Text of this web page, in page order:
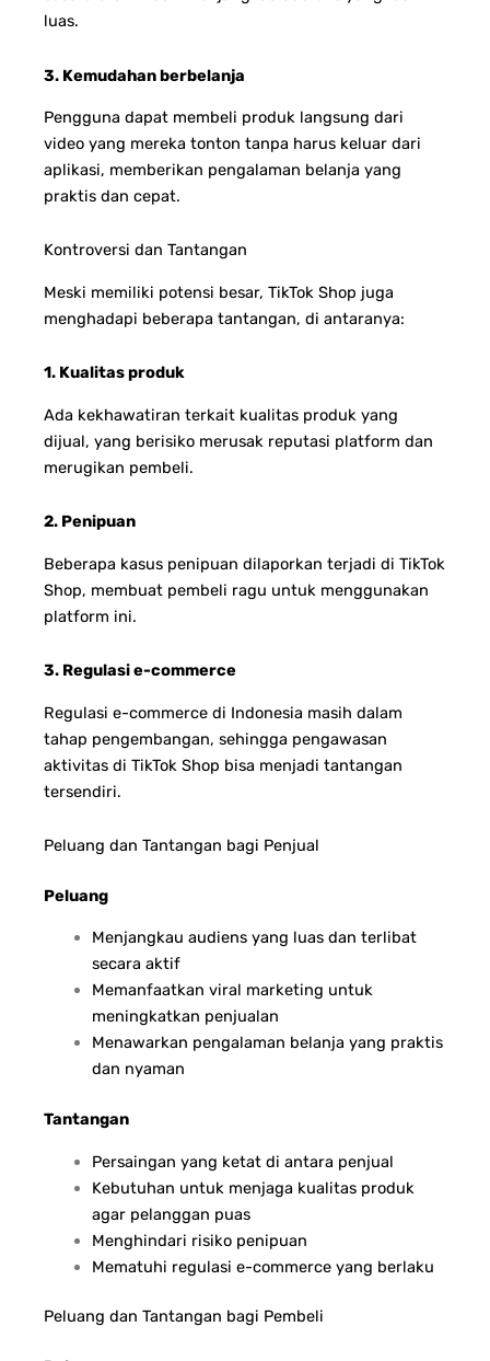
luas.
3. Kemudahan berbelanja
Pengguna dapat membeli produk langsung dari
video yang mereka tonton tanpa harus keluar dari
aplikasi, memberikan pengalaman belanja yang
praktis dan cepat.
Kontroversi dan Tantangan
Meski memiliki potensi besar, TikTok Shop juga
menghadapi beberapa tantangan, di antaranya:
1. Kualitas produk
Ada kekhawatiran terkait kualitas produk yang
dijual, yang berisiko merusak reputasi platform dan
merugikan pembeli.
2. Penipuan
Beberapa kasus penipuan dilaporkan terjadi di TikTok
Shop, membuat pembeli ragu untuk menggunakan
platform ini.
3. Regulasi e-commerce
Regulasi e-commerce di Indonesia masih dalam
tahap pengembangan, sehingga pengawasan
aktivitas di TikTok Shop bisa menjadi tantangan
tersendiri.
Peluang dan Tantangan bagi Penjual
Peluang
Menjangkau audiens yang luas dan terlibat
secara aktif
Memanfaatkan viral marketing untuk
meningkatkan penjualan
Menawarkan pengalaman belanja yang praktis
dan nyaman
Tantangan
Persaingan yang ketat di antara penjual
Kebutuhan untuk menjaga kualitas produk
agar pelanggan puas
Menghindari risiko penipuan
Mematuhi regulasi e-commerce yang berlaku
Peluang dan Tantangan bagi Pembeli